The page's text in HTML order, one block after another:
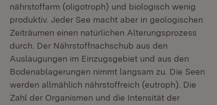
nährstoffarm (oligotroph) und biologisch wenig
produktiv. Jeder See macht aber in geologischen
Zeiträumen einen natürlichen Alterungsprozess
durch. Der Nährstoffnachschub aus den
Auslaugungen im Einzugsgebiet und aus den
Bodenablagerungen nimmt langsam zu. Die Seen
werden allmählich nährstoffreich (eutroph). Die
Zahl der Organismen und die Intensität der